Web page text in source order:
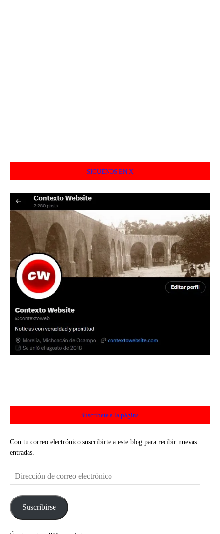
SIGUÉNOS EN X
Suscríbete a la página
Con tu correo electrónico suscribirte a este blog para recibir nuevas
entradas.
Dirección
de
electrónicoSuscribirse